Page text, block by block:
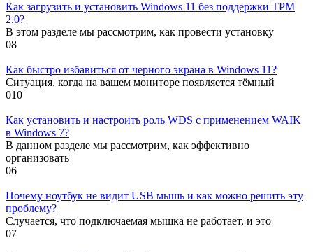
Как загрузить и установить Windows 11 без поддержки TPM
2.0?
В этом разделе мы рассмотрим, как провести установку
08
Как быстро избавиться от черного экрана в Windows 11?
Ситуация, когда на вашем мониторе появляется тёмный
010
Как установить и настроить роль WDS с применением WAIK
в Windows 7?
В данном разделе мы рассмотрим, как эффективно
организовать
06
Почему ноутбук не видит USB мышь и как можно решить эту
проблему?
Случается, что подключаемая мышка не работает, и это
07